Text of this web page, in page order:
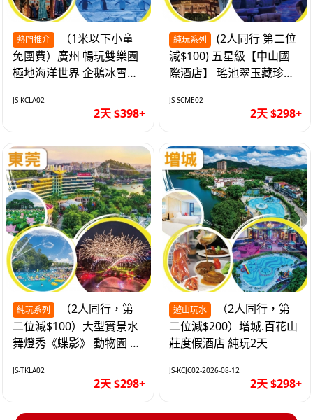
熱門推介
免團費）廣州 暢玩雙樂園
極地海洋世界 企鵝冰雪世
JS-KCLA02
2天 $398+
純玩系列
減$100) 五星級【中山國
際酒店】 瑤池翠玉藏珍盅
JS-SCME02
2天 $298+
純玩系列
二位減$100）大型實景水
舞燈秀《蝶影》 動物園 水
純玩2天
JS-TKLA02
2天 $298+
遊山玩水
二位減$200）增城.百花山
莊度假酒店 純玩2天
JS-KCJC02-2026-08-12
2天 $298+